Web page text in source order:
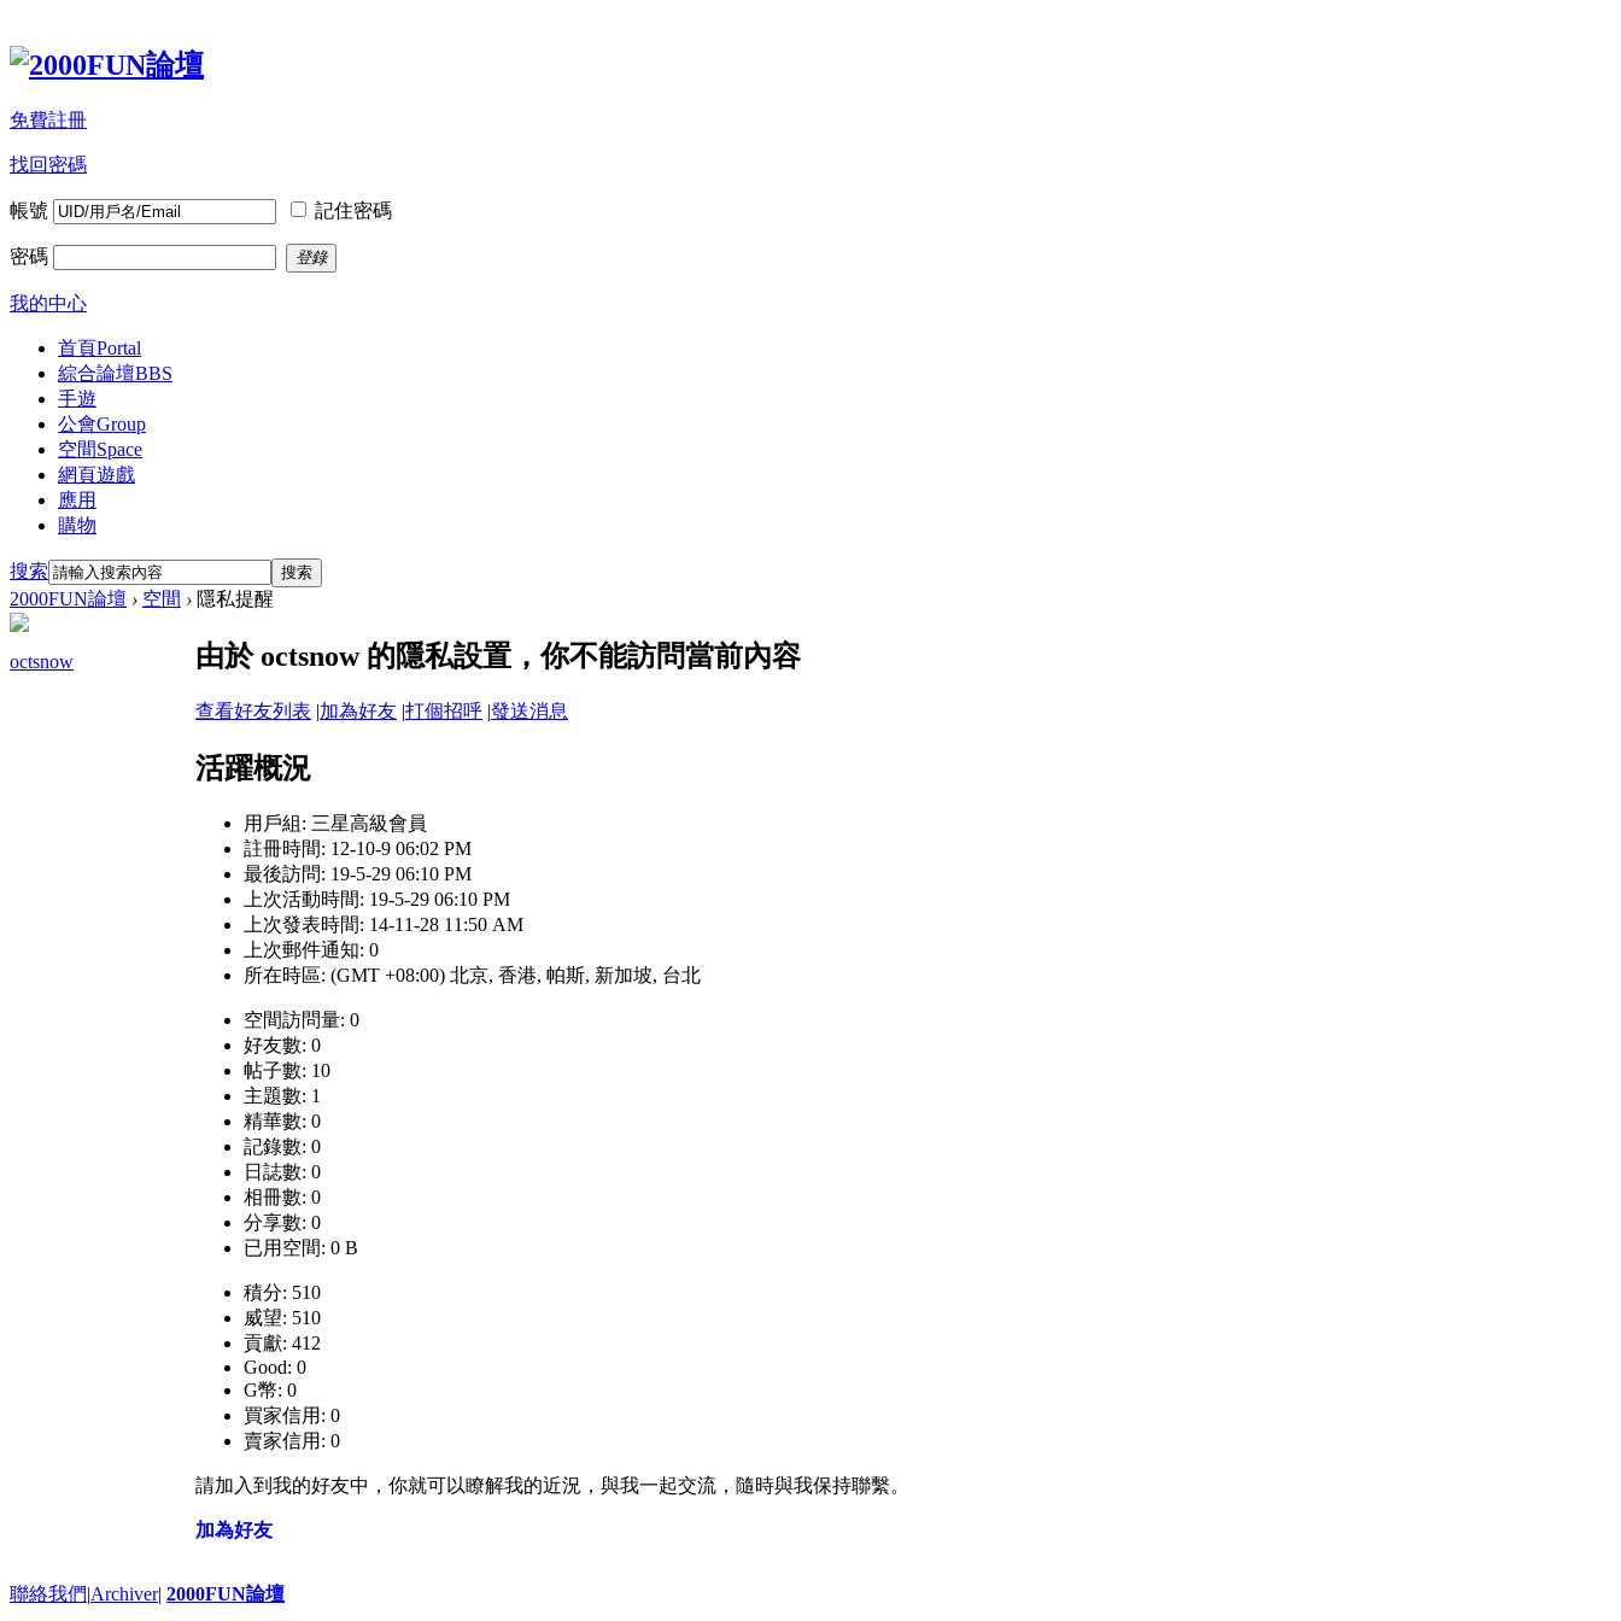
免費註冊
找回密碼
帳號 記住密碼
密碼 登錄
我的中心
首頁Portal
綜合論壇BBS
手遊
公會Group
空間Space
網頁遊戲
應用
購物
搜索 搜索
2000FUN論壇 › 空間 › 隱私提醒
octsnow 由於 octsnow 的隱私設置，你不能訪問當前內容
查看好友列表 |加為好友 |打個招呼 |發送消息
活躍概況
用戶組: 三星高級會員
註冊時間: 12-10-9 06:02 PM
最後訪問: 19-5-29 06:10 PM
上次活動時間: 19-5-29 06:10 PM
上次發表時間: 14-11-28 11:50 AM
上次郵件通知: 0
所在時區: (GMT +08:00) 北京, 香港, 帕斯, 新加坡, 台北
空間訪問量: 0
好友數: 0
帖子數: 10
主題數: 1
精華數: 0
記錄數: 0
日誌數: 0
相冊數: 0
分享數: 0
已用空間: 0 B
積分: 510
威望: 510
貢獻: 412
Good: 0
G幣: 0
買家信用: 0
賣家信用: 0
請加入到我的好友中，你就可以瞭解我的近況，與我一起交流，隨時與我保持聯繫。
加為好友
聯絡我們|Archiver| 2000FUN論壇